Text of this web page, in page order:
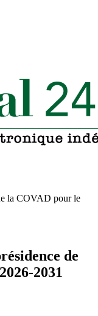
la COVAD pour le
de
2031